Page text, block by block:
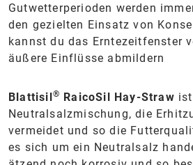
Gutwetterperioden werden
den gezielten Einsatz von
kannst du das Erntezeitfenster
äußere Einflüsse abmildern
Blattisil® RaicoSil Hay-Straw
Neutralsalzmischung, die
vermeidet und so die
es sich um ein Neutralsalz